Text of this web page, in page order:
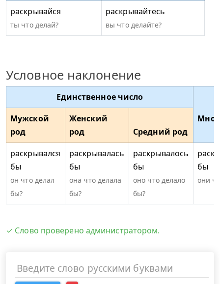
раскрывайся
ты что делай?
раскрывайтесь
вы что делайте?
Условное наклонение
Единственное число
Мужской
род
Женский
род
Средний род
раскрывался
бы
он что делал
бы?
раскрывалась
бы
она что делала
бы?
раскрывалось
бы
оно что делало
бы?
бы
они
✓ Слово проверено администратором.